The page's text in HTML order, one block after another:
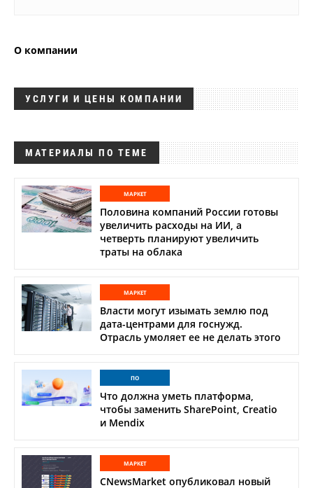
ТВ
издании
Реклама
Вакансии
Контакты
Telegram
Rutube
О компании
УСЛУГИ И ЦЕНЫ КОМПАНИИ
МАТЕРИАЛЫ ПО ТЕМЕ
МАРКЕТ
Половина компаний России готовы
увеличить расходы на ИИ, а
четверть планируют увеличить
траты на облака
МАРКЕТ
Власти могут изымать землю под
дата-центрами для госнужд.
Отрасль умоляет ее не делать этого
ПО
Что должна уметь платформа,
чтобы заменить SharePoint, Creatio
и Mendix
МАРКЕТ
CNewsMarket опубликовал новый